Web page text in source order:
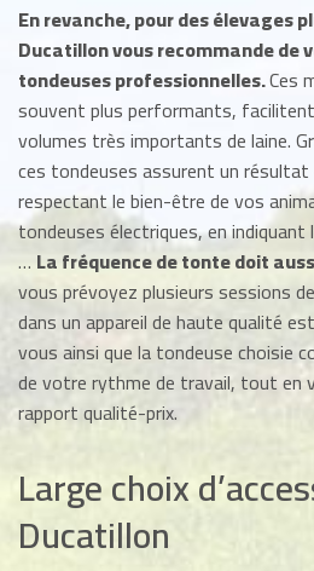
En revanche, pour des élevages
Ducatillon vous recommande de
tondeuses professionnelles.Ces
souvent plus performants,
volumes très importants de laine.
ces tondeuses assurent un
respectant le bien-être de vos
tondeuses électriques, en
… La fréquence de tonte doit
vous prévoyez plusieurs sessions
dans un appareil de haute qualité
vous ainsi que la tondeuse choisie
de votre rythme de travail, tout en
rapport qualité-prix.
Large choix
Ducatillon